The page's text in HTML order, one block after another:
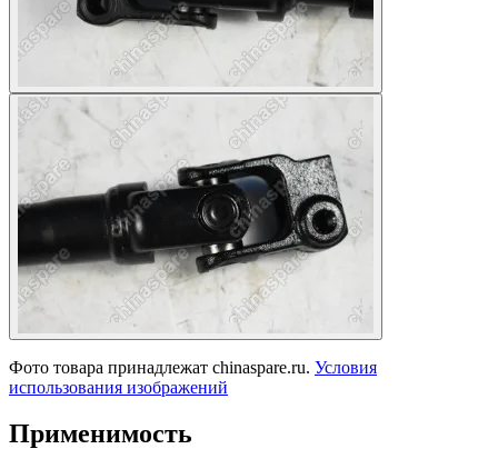
Фото товара принадлежат chinaspare.ru. Условия
использования изображений
Применимость